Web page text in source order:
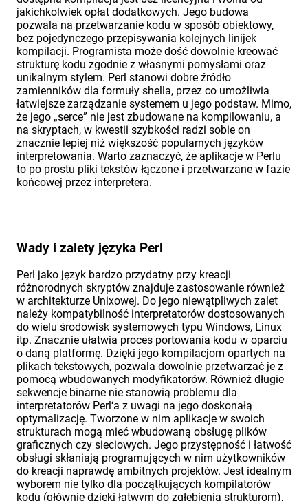
jakichkolwiek opłat dodatkowych. Jego budowa
pozwala na przetwarzanie kodu w sposób obiektowy,
bez pojedynczego przepisywania kolejnych linijek
kompilacji. Programista może dość dowolnie kreować
strukturę kodu zgodnie z własnymi pomysłami oraz
unikalnym stylem. Perl stanowi dobre źródło
zamienników dla formuły shella, przez co umożliwia
łatwiejsze zarządzanie systemem u jego podstaw. Mimo,
że jego „serce” nie jest zbudowane na kompilowaniu, a
na skryptach, w kwestii szybkości radzi sobie on
znacznie lepiej niż większość popularnych języków
interpretowania. Warto zaznaczyć, że aplikacje w Perlu
to po prostu pliki tekstów łączone i przetwarzane w fazie
końcowej przez interpretera.
Wady i zalety języka Perl
Perl jako język bardzo przydatny przy kreacji
różnorodnych skryptów znajduje zastosowanie również
w architekturze Unixowej. Do jego niewątpliwych zalet
należy kompatybilność interpretatorów dostosowanych
do wielu środowisk systemowych typu Windows, Linux
itp. Znacznie ułatwia proces portowania kodu w oparciu
o daną platformę. Dzięki jego kompilacjom opartych na
plikach tekstowych, pozwala dowolnie przetwarzać je z
pomocą wbudowanych modyfikatorów. Również długie
sekwencje binarne nie stanowią problemu dla
interpretatorów Perl‘a z uwagi na jego doskonałą
optymalizację. Tworzone w nim aplikacje w swoich
strukturach mogą mieć wbudowaną obsługę plików
graficznych czy sieciowych. Jego przystępność i łatwość
obsługi skłaniają programujących w nim użytkowników
do kreacji naprawdę ambitnych projektów. Jest idealnym
wyborem nie tylko dla początkujących kompilatorów
kodu (głównie dzięki łatwym do zgłębienia strukturom),